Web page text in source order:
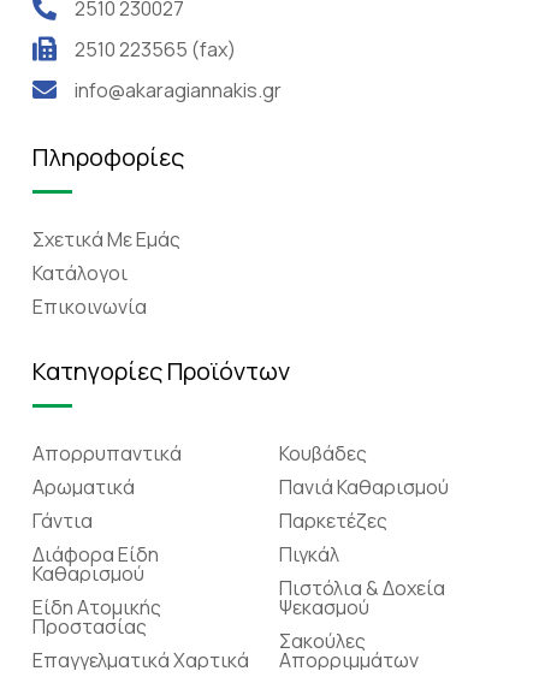
2510 230027
2510 223565 (fax)
info@akaragiannakis.gr
Πληροφορίες
Σχετικά Mε Eμάς
Κατάλογοι
Επικοινωνία
Κατηγορίες Προϊόντων
Απορρυπαντικά
Αρωματικά
Γάντια
Διάφορα Είδη
Καθαρισμού
Είδη Ατομικής
Προστασίας
Επαγγελματικά Χαρτικά
Κουβάδες
Πανιά Καθαρισμού
Παρκετέζες
Πιγκάλ
Πιστόλια & Δοχεία
Ψεκασμού
Σακούλες
Απορριμμάτων